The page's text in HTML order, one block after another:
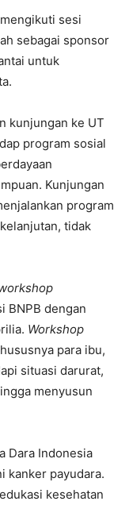
sesi
sebagai sponsor
untuk
kunjungan ke UT
program sosial
Kunjungan
program
tidak
BNPB dengan
Workshop
para ibu,
situasi darurat,
menyusun
Dara Indonesia
kanker payudara.
kesehatan